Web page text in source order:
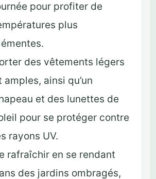
pour profiter de
plus
des vêtements légers
amples, ainsi qu’un
et des lunettes de
pour se protéger contre
rayons UV.
rafraîchir en se rendant
des jardins ombragés,